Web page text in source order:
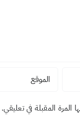
المرة المقبلة في تعليقي.